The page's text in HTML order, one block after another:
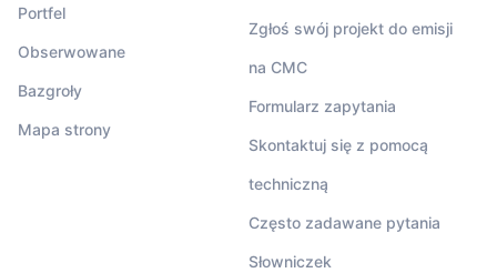
Portfel
Obserwowane
Bazgroły
Mapa strony
Zgłoś swój projekt do emisji
na CMC
Formularz zapytania
Skontaktuj się z pomocą
techniczną
Często zadawane pytania
Słowniczek